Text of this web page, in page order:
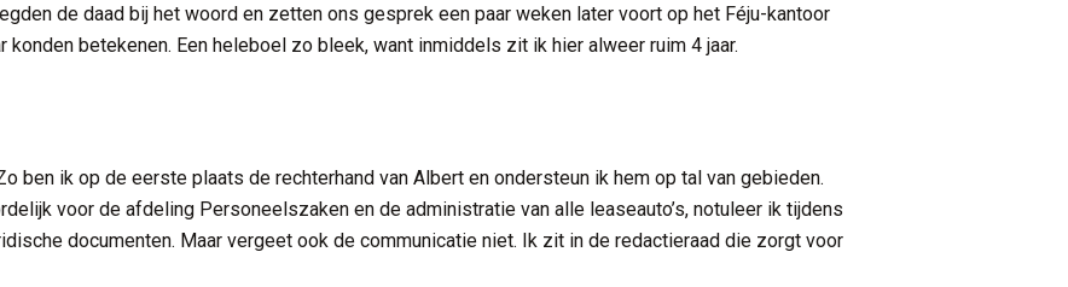
de daad bij het woord en zetten ons gesprek een paar weken later voort op het Féju-kantoor
betekenen. Een heleboel zo bleek, want inmiddels zit ik hier alweer ruim 4 jaar.
ben ik op de eerste plaats de rechterhand van Albert en ondersteun ik hem op tal van gebieden.
voor de afdeling Personeelszaken en de administratie van alle leaseauto’s, notuleer ik tijdens
documenten. Maar vergeet ook de communicatie niet. Ik zit in de redactieraad die zorgt voor